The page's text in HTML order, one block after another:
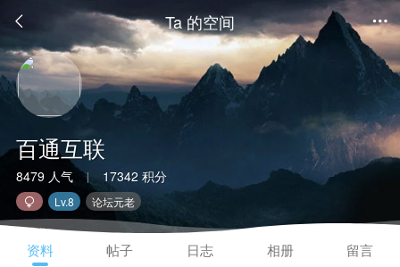
 Ta 的空间 
百通互联
8479 人气 | 17342 积分
 Lv.8 论坛元老
资料 帖子 日志 相册 留言